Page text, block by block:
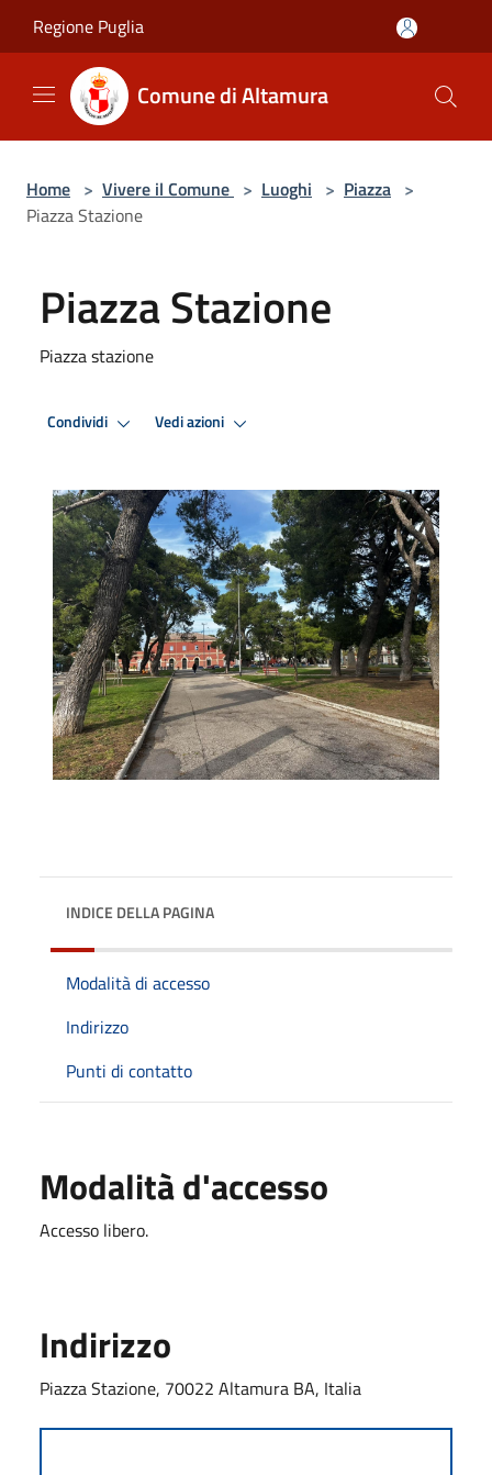
Regione Puglia
Comune di Altamura
Home > Vivere il Comune > Luoghi > Piazza >
Piazza Stazione
Piazza Stazione
Piazza stazione
Condividi Vedi azioni
INDICE DELLA PAGINA
Modalità di accesso
Indirizzo
Punti di contatto
Modalità d'accesso
Accesso libero.
Indirizzo
Piazza Stazione, 70022 Altamura BA, Italia